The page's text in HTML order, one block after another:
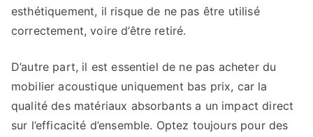
esthétiquement, il risque de ne pas être utilisé
correctement, voire d’être retiré.
D’autre part, il est essentiel de ne pas acheter du
mobilier acoustique uniquement bas prix, car la
qualité des matériaux absorbants a un impact direct
sur l’efficacité d’ensemble. Optez toujours pour des